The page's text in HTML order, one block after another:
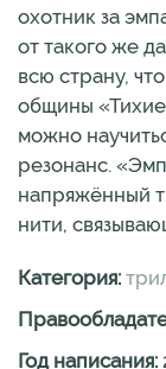
охотник за
от такого же
всю страну,
общины
можно
резонанс.
напряжённый
нити,
Категория:
Год написания: